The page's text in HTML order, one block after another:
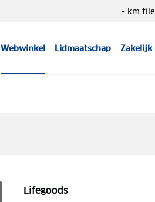
Webwinkel Lidmaatschap Zakelijk
- km file
Lifegoods